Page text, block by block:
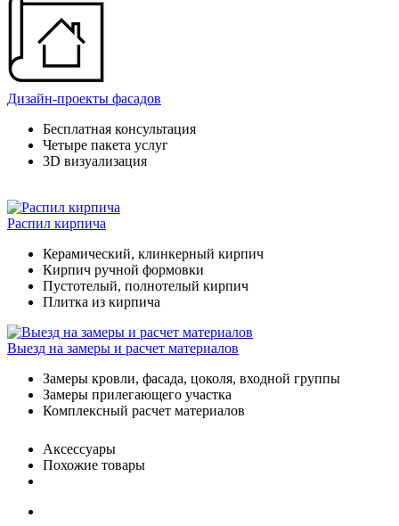
Дизайн-проекты фасадов
Бесплатная консультация
Четыре пакета услуг
3D визуализация
Распил кирпича
Керамический, клинкерный кирпич
Кирпич ручной формовки
Пустотелый, полнотелый кирпич
Плитка из кирпича
Выезд на замеры и расчет материалов
Замеры кровли, фасада, цоколя, входной группы
Замеры прилегающего участка
Комплексный расчет материалов
Аксессуары
Похожие товары